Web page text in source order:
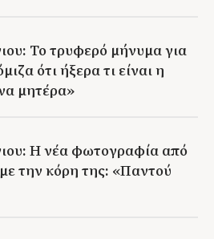
Το τρυφερό μήνυμα για
ότι ήξερα τι είναι η
μητέρα»
Η νέα φωτογραφία από
την κόρη της: «Παντού